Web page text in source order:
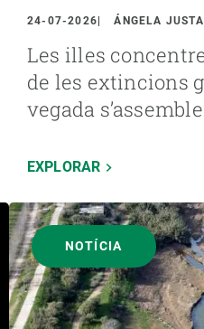
24-07-2026 ÁNGELA
Les illes
de les extincions
vegada
EXPLORAR
NOTÍCIA